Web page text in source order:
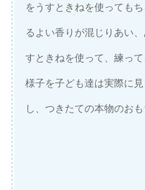
をうすときねを使っても
るよい香りが混じりあい
すときねを使って、練っ
様子を子ども達は実際に
し、つきたての本物のお